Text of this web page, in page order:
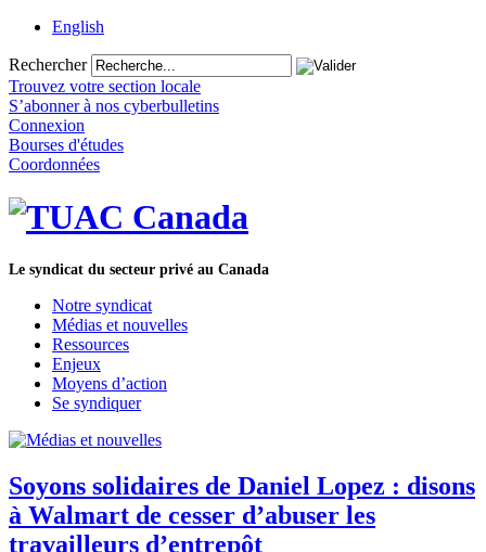
English
Rechercher
Trouvez votre section locale
S’abonner à nos cyberbulletins
Connexion
Bourses d'études
Coordonnées
Le syndicat du secteur privé au Canada
Notre syndicat
Médias et nouvelles
Ressources
Enjeux
Moyens d’action
Se syndiquer
Soyons solidaires de Daniel Lopez : disons
à Walmart de cesser d’abuser les
travailleurs d’entrepôt